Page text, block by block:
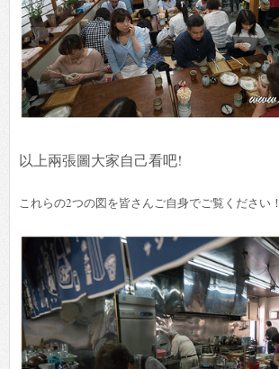
以上兩張圖大家自己看吧!
これらの2つの図を皆さんご自身でご覧ください！